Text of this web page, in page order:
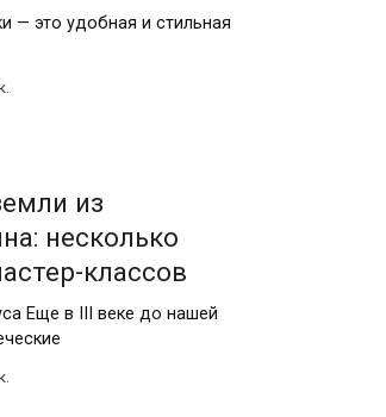
— это удобная и стильная
из
несколько
классов
Еще в III веке до нашей